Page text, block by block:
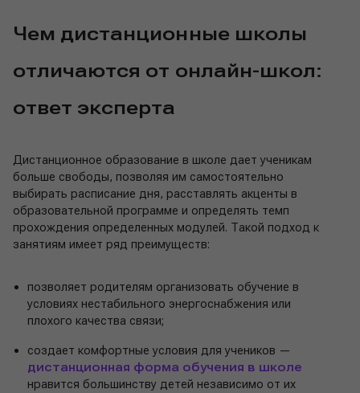
Чем дистанционные школы
отличаются от онлайн-школ:
ответ эксперта
Дистанционное образование в школе дает ученикам
больше свободы, позволяя им самостоятельно
выбирать расписание дня, расставлять акценты в
образовательной программе и определять темп
прохождения определенных модулей. Такой подход к
занятиям имеет ряд преимуществ:
позволяет родителям организовать обучение в
условиях нестабильного энергоснабжения или
плохого качества связи;
создает комфортные условия для учеников —
дистанционная форма обучения в школе
нравится большинству детей независимо от их